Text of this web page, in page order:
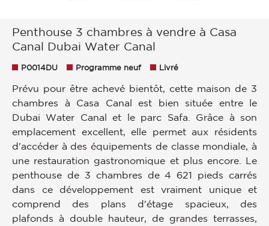
Penthouse 3 chambres à vendre à Casa
Canal Dubai Water Canal
P0014DU Programme neuf Livré
Prévu pour être achevé bientôt, cette maison de 3
chambres à Casa Canal est bien située entre le
Dubai Water Canal et le parc Safa. Grâce à son
emplacement excellent, elle permet aux résidents
d'accéder à des équipements de classe mondiale, à
une restauration gastronomique et plus encore. Le
penthouse de 3 chambres de 4 621 pieds carrés
dans ce développement est vraiment unique et
comprend des plans d'étage spacieux, des
plafonds à double hauteur, de grandes terrasses,